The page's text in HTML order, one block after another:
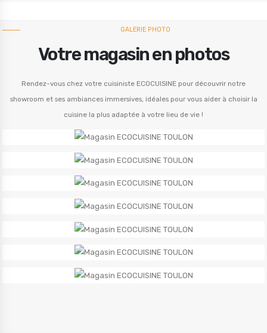
GALERIE PHOTO
Votre magasin en photos
Rendez-vous chez votre cuisiniste ECOCUISINE pour découvrir notre
showroom et ses ambiances immersives, idéales pour vous aider à choisir la
cuisine la plus adaptée à votre lieu de vie !